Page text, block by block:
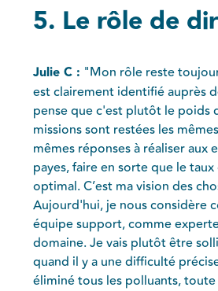
5. Le rôle de
Julie C : "Mon rôle reste
est clairement identifié auprès
pense que c'est plutôt le poids
missions sont restées les
mêmes réponses à réaliser aux
payes, faire en sorte que le
optimal. C’est ma vision des
Aujourd'hui, je nous considère
équipe support, comme
domaine. Je vais plutôt être
quand il y a une difficulté
éliminé tous les polluants,